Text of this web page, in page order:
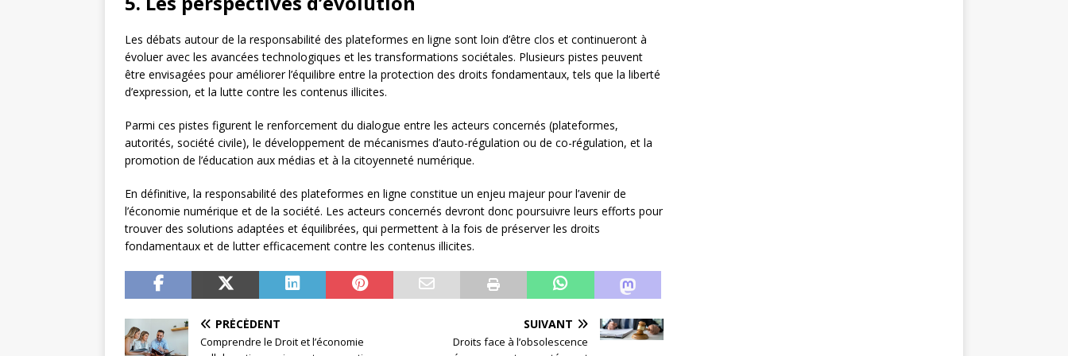
Les débats autour de la responsabilité des plateformes en ligne sont loin d’être clos et continueront à
évoluer avec les avancées technologiques et les transformations sociétales. Plusieurs pistes peuvent
être envisagées pour améliorer l’équilibre entre la protection des droits fondamentaux, tels que la liberté
d’expression, et la lutte contre les contenus illicites.
Parmi ces pistes figurent le renforcement du dialogue entre les acteurs concernés (plateformes,
autorités, société civile), le développement de mécanismes d’auto-régulation ou de co-régulation, et la
promotion de l’éducation aux médias et à la citoyenneté numérique.
En définitive, la responsabilité des plateformes en ligne constitue un enjeu majeur pour l’avenir de
l’économie numérique et de la société. Les acteurs concernés devront donc poursuivre leurs efforts pour
trouver des solutions adaptées et équilibrées, qui permettent à la fois de préserver les droits
fondamentaux et de lutter efficacement contre les contenus illicites.
PRÉCÉDENT
Comprendre le Droit et l’économie
SUIVANT
Droits face à l’obsolescence